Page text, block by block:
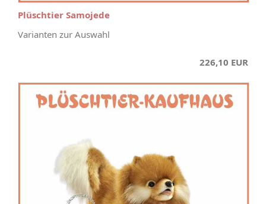
Plüschtier Samojede
Varianten zur Auswahl
226,10 EUR